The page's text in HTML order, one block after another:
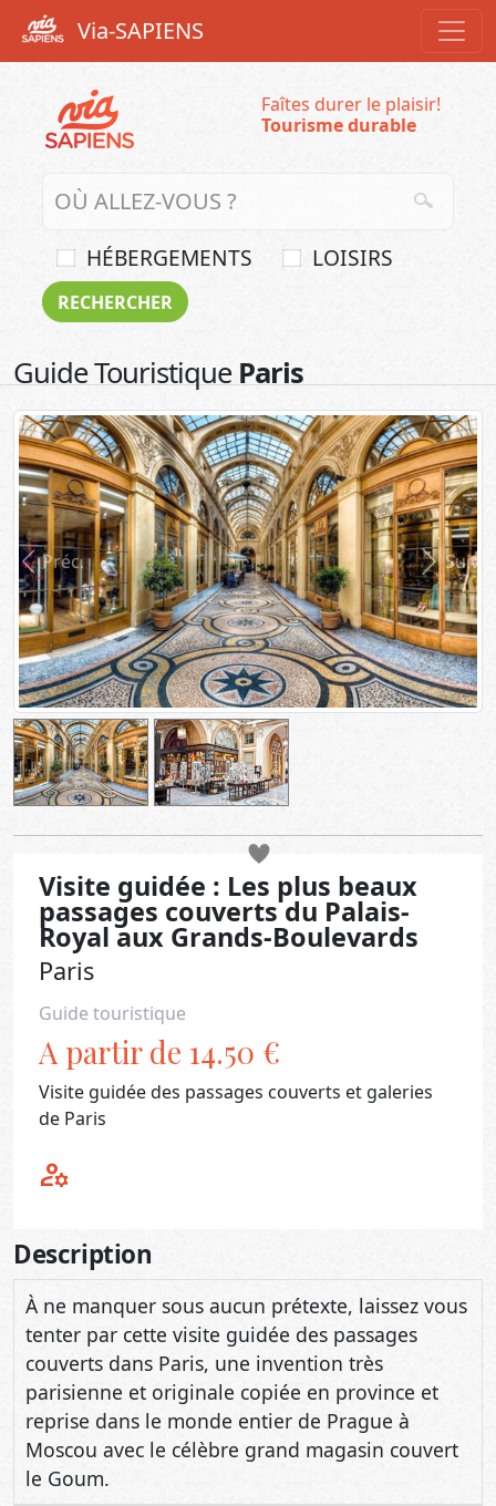
Via-SAPIENS
Faîtes durer le plaisir!
Tourisme durable
HÉBERGEMENTS LOISIRS
Guide Touristique Paris
Préc. Suiv.
Visite guidée : Les plus beaux
passages couverts du Palais-
Royal aux Grands-Boulevards
Paris
Guide touristique
A partir de 14.50 €
Visite guidée des passages couverts et galeries
de Paris
manage_accounts
Description
À ne manquer sous aucun prétexte, laissez vous
tenter par cette visite guidée des passages
couverts dans Paris, une invention très
parisienne et originale copiée en province et
reprise dans le monde entier de Prague à
Moscou avec le célèbre grand magasin couvert
le Goum.